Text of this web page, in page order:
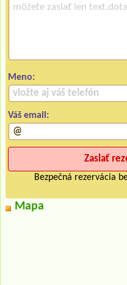
Meno:
Váš email:
Bezpečná rezervácia
Mapa